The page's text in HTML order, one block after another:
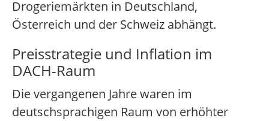
Drogeriemärkten in Deutschland,
Österreich und der Schweiz abhängt.
Preisstrategie und Inflation im
DACH-Raum
Die vergangenen Jahre waren im
deutschsprachigen Raum von erhöhter